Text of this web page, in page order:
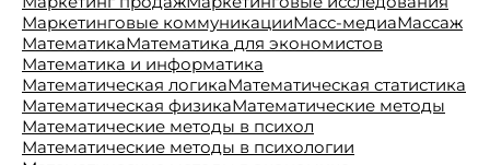
Маркетинговые коммуникацииМасс-медиаМассаж
МатематикаМатематика для экономистов
Математика и информатика
Математическая логикаМатематическая статистика
Математическая физикаМатематические методы
Математические методы в психол
Математические методы в психологии